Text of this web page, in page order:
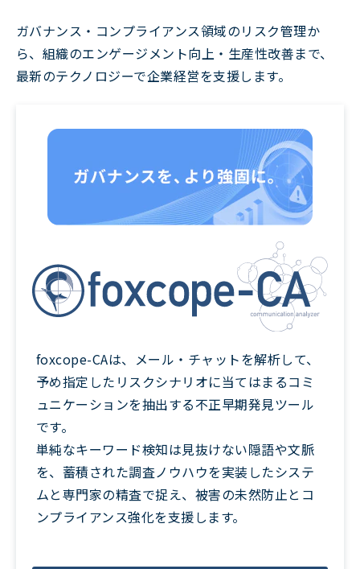
ガバナンス・コンプライアンス領域のリスク管理か
ら、組織のエンゲージメント向上・生産性改善まで、
最新のテクノ ロジーで企業経営を支援します。
foxcope-CAは、メール・チャットを解析して、
予め指定したリスクシナリオに当てはまるコミ
ュニケーションを抽出する不正早期発見ツール
です。
単純なキーワード検知は見抜けない隠語や文脈
を、蓄積された調査ノウハウを実装したシステ
ムと専門家の精査で捉え、被害の未然防止とコ
ンプライアンス強化を支援します。